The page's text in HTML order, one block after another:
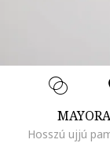
Hosszú ujjú